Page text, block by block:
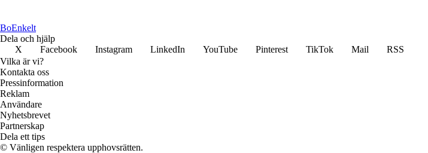
BoEnkelt
Dela och hjälp
X
Facebook Instagram LinkedIn YouTube Pinterest TikTok Mail
RSS
Vilka är vi?
Kontakta oss
Pressinformation
Reklam
Användare
Nyhetsbrevet
Partnerskap
Dela ett tips
© Vänligen respektera upphovsrätten.